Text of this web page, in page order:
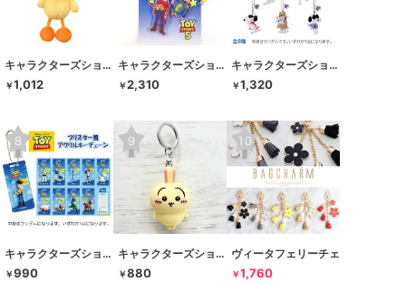
キャラクターズショップ ラフラフ
￥1,012
キャラクターズショップ ラフラフ
￥2,310
キャラクターズショップ ラフラフ
￥1,320
キャラクターズショップ ラフラフ
￥990
キャラクターズショップ ラフラフ
￥880
ヴィータフェリーチェ
￥1,760